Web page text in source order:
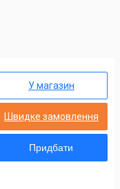
У магазин
Швидке замовлення
Придбати